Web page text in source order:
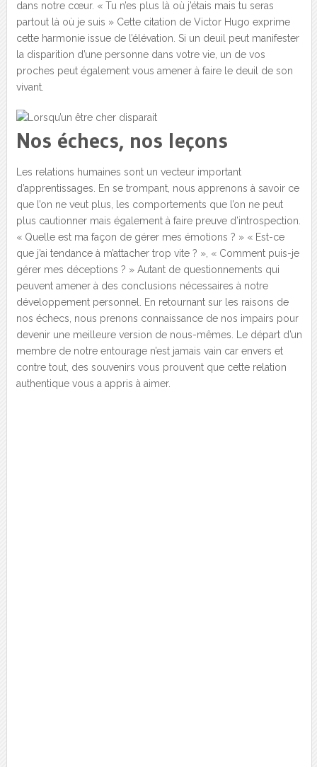
dans notre cœur. « Tu n’es plus là où j’étais mais tu seras
partout là où je suis » Cette citation de Victor Hugo exprime
cette harmonie issue de l’élévation. Si un deuil peut manifester
la disparition d’une personne dans votre vie, un de vos
proches peut également vous amener à faire le deuil de son
vivant.
Nos échecs, nos leçons
Les relations humaines sont un vecteur important
d’apprentissages. En se trompant, nous apprenons à savoir ce
que l’on ne veut plus, les comportements que l’on ne peut
plus cautionner mais également à faire preuve d’introspection.
« Quelle est ma façon de gérer mes émotions ? » « Est-ce
que j’ai tendance à m’attacher trop vite ? », « Comment puis-je
gérer mes déceptions ? » Autant de questionnements qui
peuvent amener à des conclusions nécessaires à notre
développement personnel. En retournant sur les raisons de
nos échecs, nous prenons connaissance de nos impairs pour
devenir une meilleure version de nous-mêmes. Le départ d’un
membre de notre entourage n’est jamais vain car envers et
contre tout, des souvenirs vous prouvent que cette relation
authentique vous a appris à aimer.